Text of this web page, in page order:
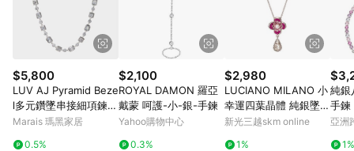
Pinkoi 購物商品資訊頁及購物車標示為準。 10. 點數紅包使用規
則請以點數紅包活動說明為準。 11. 若於 LINE 購物前往 Pinkoi
頁面後才首次下載 Pinkoi APP 並完成訂單，不符合導購資格；承
上，首次下載 Pinkoi APP 後，需透過 LINE 購物前往 Pinkoi 頁
面，方享導購資格。
$5,800
LUV AJ Pyramid Beze
l多元鑽墜串接細項鍊
銀色
Marais 瑪黑家居
0.5%
$2,100
ROYAL DAMON 羅亞
戴蒙 呵護-小-銀-手鍊
Yahoo購物中心
0.3%
$2,980
LUCIANO MILANO 小
幸運四葉晶體 純銀墜飾
(贈基本鍊)
新光三越skm online
1%
純銀
手鍊
亞洲
1%